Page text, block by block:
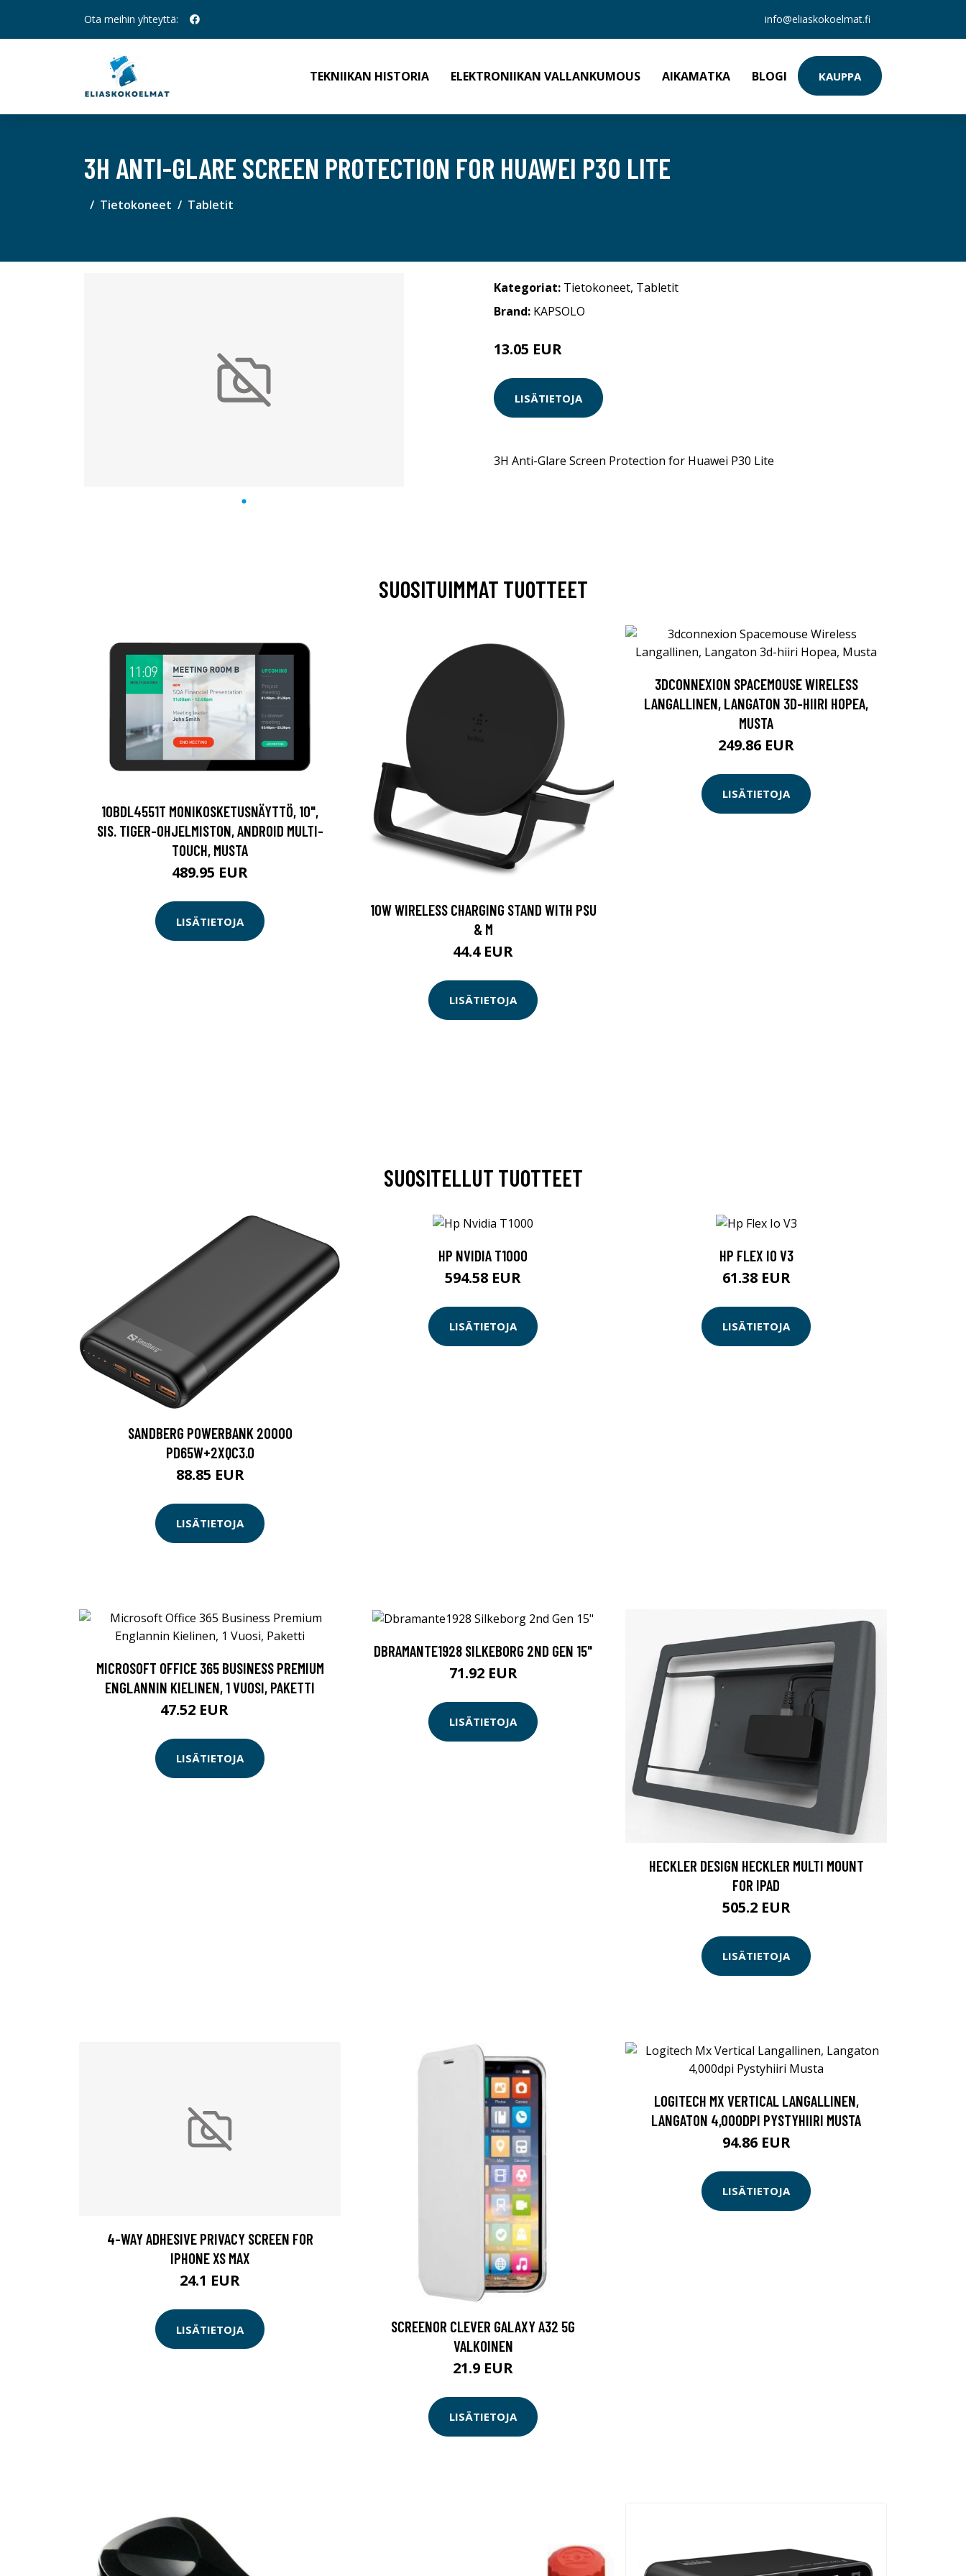
Ota meihin yhteyttä: info@eliaskokoelmat.fi
TEKNIIKAN HISTORIA ELEKTRONIIKAN VALLANKUMOUS AIKAMATKA BLOGI KAUPPA
3H ANTI-GLARE SCREEN PROTECTION FOR HUAWEI P30 LITE
Tietokoneet Tabletit
Kategoriat: Tietokoneet, Tabletit
Brand: KAPSOLO
13.05 EUR
LISÄTIETOJA
3H Anti-Glare Screen Protection for Huawei P30 Lite
SUOSITUIMMAT TUOTTEET
10BDL4551T MONIKOSKETUSNÄYTTÖ, 10",
SIS. TIGER-OHJELMISTON, ANDROID MULTI-
TOUCH, MUSTA
489.95 EUR
LISÄTIETOJA
10W WIRELESS CHARGING STAND WITH PSU
& M
44.4 EUR
LISÄTIETOJA
3DCONNEXION SPACEMOUSE WIRELESS
LANGALLINEN, LANGATON 3D-HIIRI HOPEA,
MUSTA
249.86 EUR
LISÄTIETOJA
SUOSITELLUT TUOTTEET
SANDBERG POWERBANK 20000
PD65W+2XQC3.0
88.85 EUR
LISÄTIETOJA
HP NVIDIA T1000
594.58 EUR
LISÄTIETOJA
HP FLEX IO V3
61.38 EUR
LISÄTIETOJA
MICROSOFT OFFICE 365 BUSINESS PREMIUM
ENGLANNIN KIELINEN, 1 VUOSI, PAKETTI
47.52 EUR
LISÄTIETOJA
DBRAMANTE1928 SILKEBORG 2ND GEN 15"
71.92 EUR
LISÄTIETOJA
HECKLER DESIGN HECKLER MULTI MOUNT
FOR IPAD
505.2 EUR
LISÄTIETOJA
4-WAY ADHESIVE PRIVACY SCREEN FOR
IPHONE XS MAX
24.1 EUR
LISÄTIETOJA
SCREENOR CLEVER GALAXY A32 5G
VALKOINEN
21.9 EUR
LISÄTIETOJA
LOGITECH MX VERTICAL LANGALLINEN,
LANGATON 4,000DPI PYSTYHIIRI MUSTA
94.86 EUR
LISÄTIETOJA